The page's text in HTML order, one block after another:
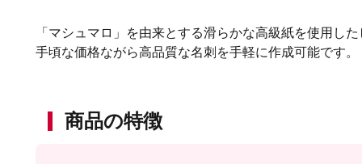
「マシュマロ」を由来とする滑らかな高級紙を使用し
手頃な価格ながら高品質な名刺を手軽に作成可能です。
商品の特徴